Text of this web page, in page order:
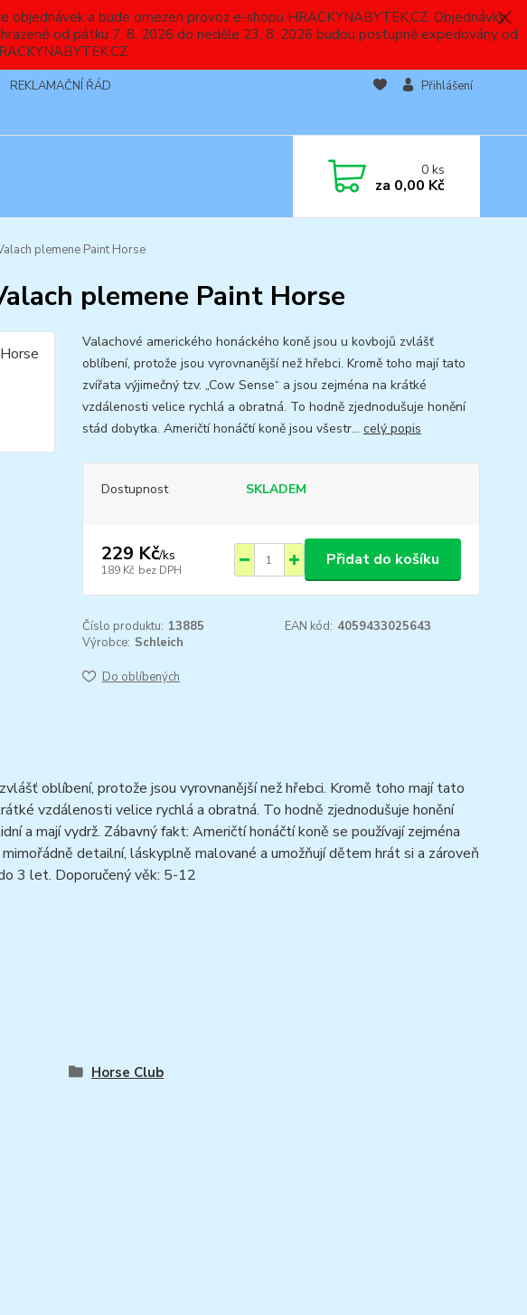
a bude omezen provoz e-shopu HRACKYNABYTEK.CZ. Objednávky
od pátku 7. 8. 2026 do neděle 23. 8. 2026 budou postupně expedovány od
REKLAMAČNÍ ŘÁD
Přihlášení
0ks
za 0,00 Kč
plemene Paint Horse
plemene Paint Horse
Valachové amerického honáckého koně jsou u kovbojů zvlášť
oblíbení, protože jsou vyrovnanější než hřebci. Kromě toho mají tato
zvířata výjimečný tzv. „Cow Sense“ a jsou zejména na krátké
vzdálenosti velice rychlá a obratná. To hodně zjednodušuje honění
stád dobytka. Američtí honáčtí koně jsou všestr... celý popis
Dostupnost SKLADEM
229 Kč/ks
189 Kč bez DPH
Přidat do košíku
Číslo produktu: 13885 EAN kód: 4059433025643
Výrobce: Schleich
Do oblíbených
oblíbení, protože jsou vyrovnanější než hřebci. Kromě toho mají tato
vzdálenosti velice rychlá a obratná. To hodně zjednodušuje honění
a mají vydrž. Zábavný fakt: Američtí honáčtí koně se používají zejména
detailní, láskyplně malované a umožňují dětem hrát si a zároveň
3 let. Doporučený věk: 5-12
Horse Club